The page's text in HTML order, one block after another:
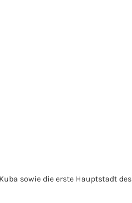
sowie die erste Hauptstadt des